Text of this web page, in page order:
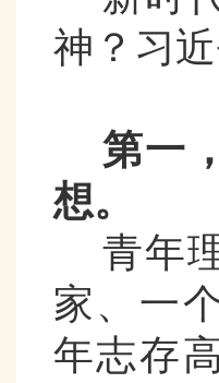
神？习
第一
想。
青年
家、一
年志存